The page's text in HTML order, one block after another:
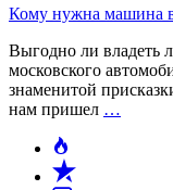
Кому нужна машина
Выгодно ли владеть
московского
знаменитой
нам пришел …